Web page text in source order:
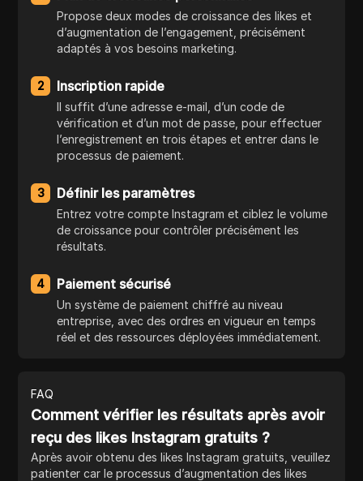
Propose deux modes de croissance des likes et
d’augmentation de l’engagement, précisément
adaptés à vos besoins marketing.
2 Inscription rapide
Il suffit d’une adresse e-mail, d’un code de
vérification et d’un mot de passe, pour effectuer
l’enregistrement en trois étapes et entrer dans le
processus de paiement.
3 Définir les paramètres
Entrez votre compte Instagram et ciblez le volume
de croissance pour contrôler précisément les
résultats.
4 Paiement sécurisé
Un système de paiement chiffré au niveau
entreprise, avec des ordres en vigueur en temps
réel et des ressources déployées immédiatement.
FAQ
Comment vérifier les résultats après avoir
reçu des likes Instagram gratuits ?
Après avoir obtenu des likes Instagram gratuits, veuillez
patienter car le processus d’augmentation des likes